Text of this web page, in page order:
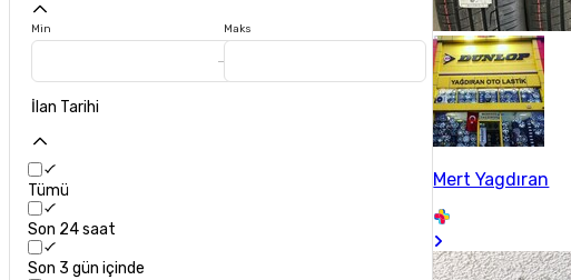
Min Maks
İlan Tarihi
Tümü
Son 24 saat
Son 3 gün içinde
Mert Yagdıran